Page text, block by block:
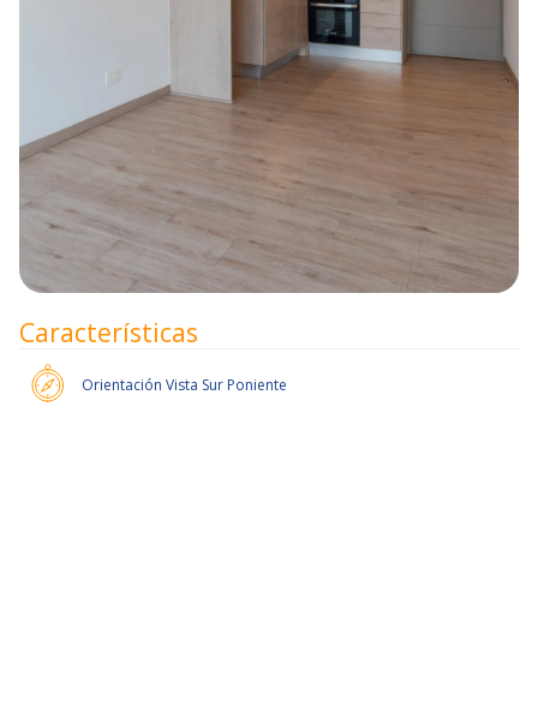
Características
Orientación Vista Sur Poniente